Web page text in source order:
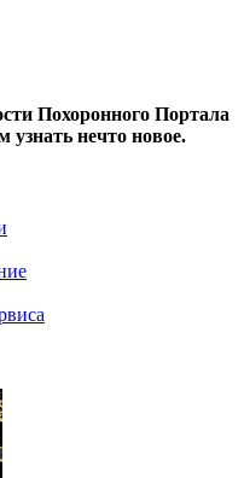
Похоронного Портала
узнать нечто новое.